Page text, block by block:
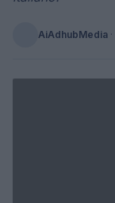
AiAdhubMedia ·